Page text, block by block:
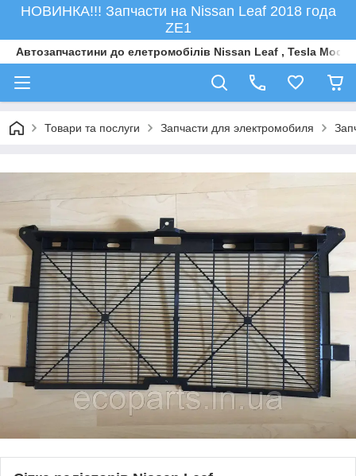
НОВИНКА!!! Запчасти на Nissan Leaf 2018 года
ZE1
Автозапчастини до елетромобiлiв Nissan Leaf , Tesla Model
Товари та послуги Запчасти для электромобиля